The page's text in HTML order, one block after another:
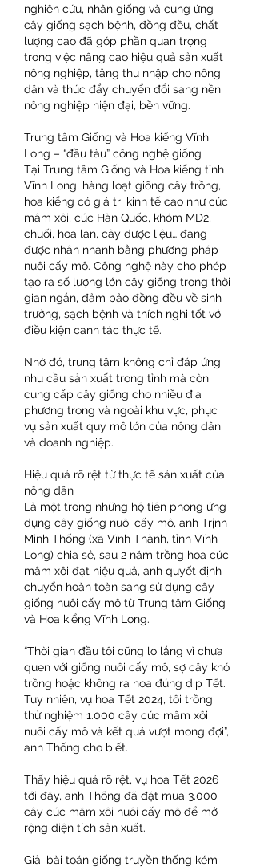
nghiên cứu, nhân giống và cung ứng
cây giống sạch bệnh, đồng đều, chất
lượng cao đã góp phần quan trọng
trong việc nâng cao hiệu quả sản xuất
nông nghiệp, tăng thu nhập cho nông
dân và thúc đẩy chuyển đổi sang nền
nông nghiệp hiện đại, bền vững.
Trung tâm Giống và Hoa kiểng Vĩnh
Long – “đầu tàu” công nghệ giống
Tại Trung tâm Giống và Hoa kiểng tỉnh
Vĩnh Long, hàng loạt giống cây trồng,
hoa kiểng có giá trị kinh tế cao như cúc
mâm xôi, cúc Hàn Quốc, khóm MD2,
chuối, hoa lan, cây dược liệu… đang
được nhân nhanh bằng phương pháp
nuôi cấy mô. Công nghệ này cho phép
tạo ra số lượng lớn cây giống trong thời
gian ngắn, đảm bảo đồng đều về sinh
trưởng, sạch bệnh và thích nghi tốt với
điều kiện canh tác thực tế.
Nhờ đó, trung tâm không chỉ đáp ứng
nhu cầu sản xuất trong tỉnh mà còn
cung cấp cây giống cho nhiều địa
phương trong và ngoài khu vực, phục
vụ sản xuất quy mô lớn của nông dân
và doanh nghiệp.
Hiệu quả rõ rệt từ thực tế sản xuất của
nông dân
Là một trong những hộ tiên phong ứng
dụng cây giống nuôi cấy mô, anh Trịnh
Minh Thống (xã Vĩnh Thành, tỉnh Vĩnh
Long) chia sẻ, sau 2 năm trồng hoa cúc
mâm xôi đạt hiệu quả, anh quyết định
chuyển hoàn toàn sang sử dụng cây
giống nuôi cấy mô từ Trung tâm Giống
và Hoa kiểng Vĩnh Long.
“Thời gian đầu tôi cũng lo lắng vì chưa
quen với giống nuôi cấy mô, sợ cây khó
trồng hoặc không ra hoa đúng dịp Tết.
Tuy nhiên, vụ hoa Tết 2024, tôi trồng
thử nghiệm 1.000 cây cúc mâm xôi
nuôi cấy mô và kết quả vượt mong đợi”,
anh Thống cho biết.
Thấy hiệu quả rõ rệt, vụ hoa Tết 2026
tới đây, anh Thống đã đặt mua 3.000
cây cúc mâm xôi nuôi cấy mô để mở
rộng diện tích sản xuất.
Giải bài toán giống truyền thống kém